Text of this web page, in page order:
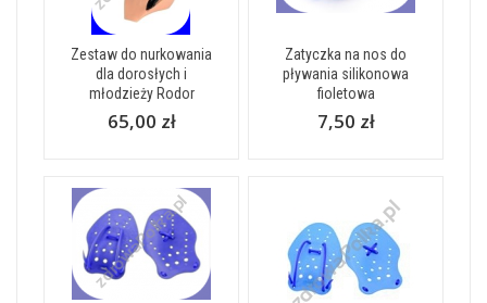
Zestaw do nurkowania
dla dorosłych i
młodzieży Rodor
65,00 zł
Zatyczka na nos do
pływania silikonowa
fioletowa
7,50 zł